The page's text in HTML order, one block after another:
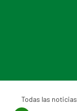
Todas las noticias